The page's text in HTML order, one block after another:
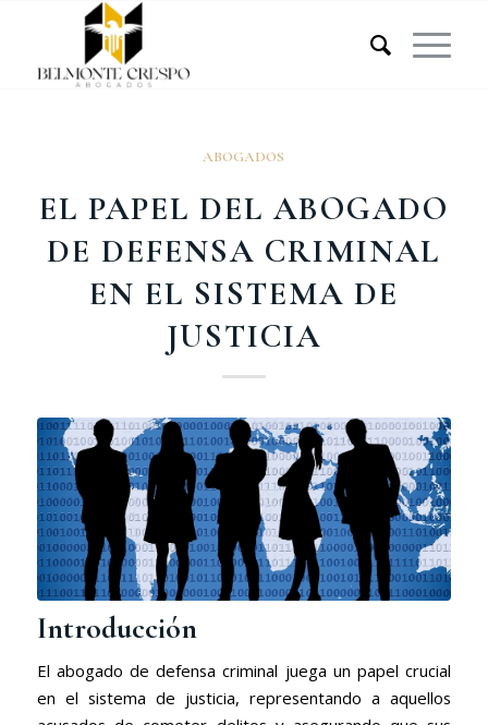
ABOGADOS
EL PAPEL DEL ABOGADO
DE DEFENSA CRIMINAL
EN EL SISTEMA DE
JUSTICIA
Introducción
El abogado de defensa criminal juega un papel crucial
en el sistema de justicia, representando a aquellos